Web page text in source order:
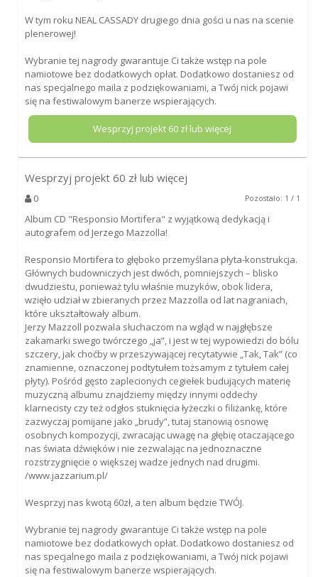
W tym roku NEAL CASSADY drugiego dnia gości u nas na scenie
plenerowej!
Wybranie tej nagrody gwarantuje Ci także wstęp na pole
namiotowe bez dodatkowych opłat. Dodatkowo dostaniesz od
nas specjalnego maila z podziękowaniami, a Twój nick pojawi
się na festiwalowym banerze wspierających.
Wesprzyj projekt 60 zł lub więcej
Wesprzyj projekt 60 zł lub więcej
0 Pozostało: 1 / 1
Album CD "Responsio Mortifera" z wyjątkową dedykacją i
autografem od Jerzego Mazzolla!
Responsio Mortifera to głęboko przemyślana płyta-konstrukcja.
Głównych budowniczych jest dwóch, pomniejszych – blisko
dwudziestu, ponieważ tylu właśnie muzyków, obok lidera,
wzięło udział w zbieranych przez Mazzolla od lat nagraniach,
które ukształtowały album.
Jerzy Mazzoll pozwala słuchaczom na wgląd w najgłębsze
zakamarki swego twórczego „ja”, i jest w tej wypowiedzi do bólu
szczery, jak choćby w przeszywającej recytatywie „Tak, Tak” (co
znamienne, oznaczonej podtytułem tożsamym z tytułem całej
płyty). Pośród gęsto zaplecionych cegiełek budujących materię
muzyczną albumu znajdziemy między innymi oddechy
klarnecisty czy też odgłos stuknięcia łyżeczki o filiżankę, które
zazwyczaj pomijane jako „brudy”, tutaj stanowią osnowę
osobnych kompozycji, zwracając uwagę na głębię otaczającego
nas świata dźwięków i nie zezwalając na jednoznaczne
rozstrzygnięcie o większej wadze jednych nad drugimi.
/www.jazzarium.pl/
Wesprzyj nas kwotą 60zł, a ten album będzie TWÓJ.
Wybranie tej nagrody gwarantuje Ci także wstęp na pole
namiotowe bez dodatkowych opłat. Dodatkowo dostaniesz od
nas specjalnego maila z podziękowaniami, a Twój nick pojawi
się na festiwalowym banerze wspierających.